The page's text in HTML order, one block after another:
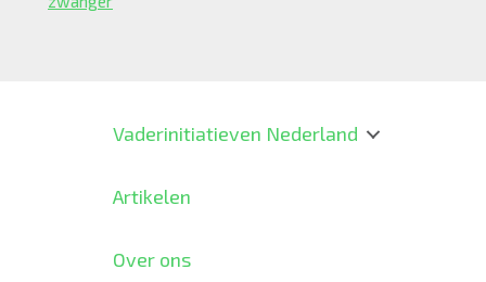
Vaderinitiatieven Nederland
Artikelen
Over ons